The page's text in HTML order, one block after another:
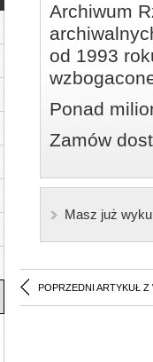
Archiwum
od 1993
Ponad
Zamów
Masz już
POPRZEDNI ARTYKUŁ Z